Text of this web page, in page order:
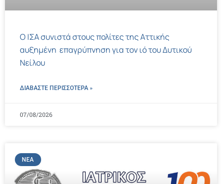
Ο ΙΣΑ συνιστά στους πολίτες της Αττικής
αυξημένη επαγρύπνηση για τον ιό του Δυτικού
Νείλου
ΔΙΑΒΑΣΤΕ ΠΕΡΙΣΣΌΤΕΡΑ »
07/08/2026
ΝΈΑ